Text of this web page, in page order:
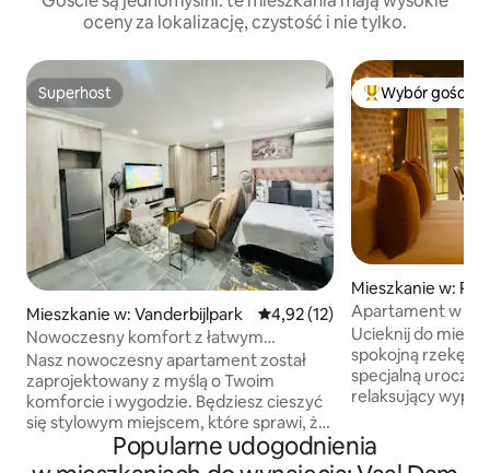
oceny za lokalizację, czystość i nie tylko.
Superhost
Superhost
Mieszkanie w: Vanderbijlpark Średnia ocena: 4,92 na 5,
4,92 (12)
Nowoczesny komfort z łatwym
dostępem wszędzie
Nasz nowoczesny apartament został
zaprojektowany z myślą o Twoim
komforcie i wygodzie. Będziesz cieszyć
się stylowym miejscem, które sprawi, że
poczujesz się jak w domu,
z przemyślanymi akcentami, które
Wybór gości
Mieszkanie w:
Apartament w
Ucieknij do
spokojną rzekę
specjalną
relaksujący
atmosferę, dzięki
jak w domu.
Popularne udogodnienia